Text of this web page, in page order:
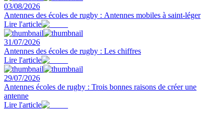
03/08/2026
Antennes des écoles de rugby : Antennes mobiles à saint-léger
Lire l'article
31/07/2026
Antennes des écoles de rugby : Les chiffres
Lire l'article
29/07/2026
Antennes écoles de rugby : Trois bonnes raisons de créer une
antenne
Lire l'article